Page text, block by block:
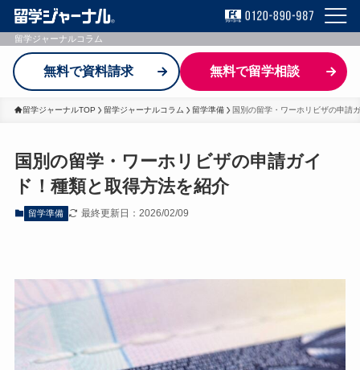
留学ジャーナルコラム
無料で資料請求 無料で留学相談
留学ジャーナルTOP 留学ジャーナルコラム 留学準備 国別の留学・ワーホリビザの申請
国別の留学・ワーホリビザの申請ガイ
ド！種類と取得方法を紹介
留学準備 最終更新日：2026/02/09